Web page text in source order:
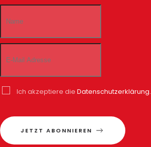
Ich akzeptiere dieDatenschutzerklärung.
JETZT ABONNIEREN